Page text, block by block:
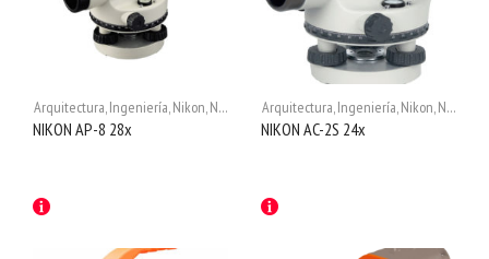
Arquitectura,Ingeniería,Nikon,Nivel Óptico ,Niveles Ópticos
NIKON AP-8 28x
Arquitectura,Ingeniería,Nikon,Nivel Óptico
NIKON AC-2S 24x